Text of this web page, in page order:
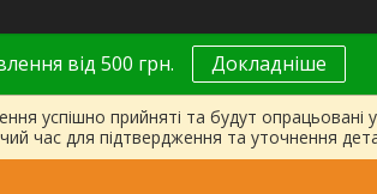
від 500 грн. Докладніше
успішно прийняті та будут
час для підтвердження та уточнення